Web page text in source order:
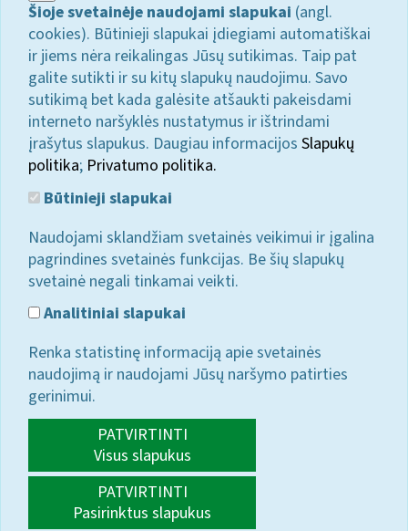
Šioje svetainėje naudojami slapukai (angl.
cookies). Būtinieji slapukai įdiegiami automatiškai
ir jiems nėra reikalingas Jūsų sutikimas. Taip pat
galite sutikti ir su kitų slapukų naudojimu. Savo
sutikimą bet kada galėsite atšaukti pakeisdami
interneto naršyklės nustatymus ir ištrindami
įrašytus slapukus. Daugiau informacijos Slapukų
politika; Privatumo politika.
Būtinieji slapukai
Naudojami sklandžiam svetainės veikimui ir įgalina
pagrindines svetainės funkcijas. Be šių slapukų
svetainė negali tinkamai veikti.
Analitiniai slapukai
Renka statistinę informaciją apie svetainės
naudojimą ir naudojami Jūsų naršymo patirties
gerinimui.
PATVIRTINTI
Visus slapukus
PATVIRTINTI
Pasirinktus slapukus